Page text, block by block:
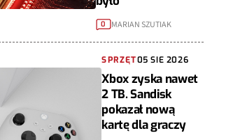
0 MARIAN SZUTIAK
SPRZĘT05 SIE 2026
Xbox zyska nawet
2 TB. Sandisk
pokazał nową
kartę dla graczy